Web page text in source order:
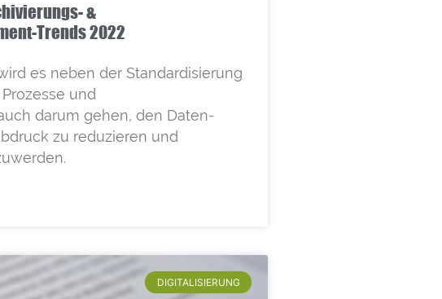
&
Trends 2022
es neben der Standardisierung
und
darum gehen, den Daten-
zu reduzieren und
DIGITALISIERUNG